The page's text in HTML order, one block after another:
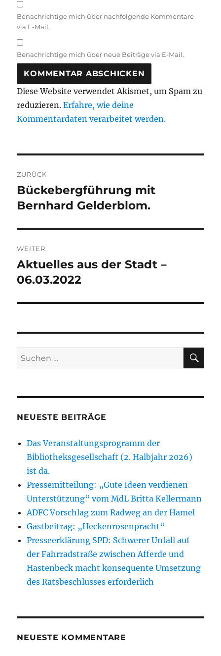
Benachrichtige mich über nachfolgende Kommentare
via E-Mail.
Benachrichtige mich über neue Beiträge via E-Mail.
Diese Website verwendet Akismet, um Spam zu
reduzieren.Erfahre, wie deine
Kommentardaten verarbeitet werden.
ZURÜCK
Vorheriger
Beitrag:
Bückebergführung mit
Bernhard Gelderblom.
WEITER
Nächster
Beitrag:
Aktuelles aus der Stadt –
06.03.2022
Suchen
nach:
NEUESTE BEITRÄGE
Das Veranstaltungsprogramm der
Bibliotheksgesellschaft (2. Halbjahr 2026)
ist da.
Pressemitteilung: „Gute Ideen verdienen
Unterstützung“ vom MdL Britta Kellermann
ADFC Vorschlag zum Radweg an der Hamel
Gastbeitrag: „Heckenrosenpracht“
Presseerklärung SPD: Schwerer Unfall auf
der Fahrradstraße zwischen Afferde und
Hastenbeck macht konsequente Umsetzung
des Ratsbeschlusses erforderlich
NEUESTE KOMMENTARE